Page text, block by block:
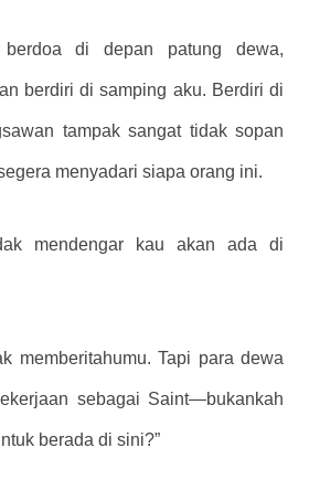
di depan patung dewa,
berdiri di samping aku. Berdiri di
tampak sangat tidak sopan
menyadari siapa orang ini.
mendengar kau akan ada di
memberitahumu. Tapi para dewa
sebagai Saint—bukankah
berada di sini?”